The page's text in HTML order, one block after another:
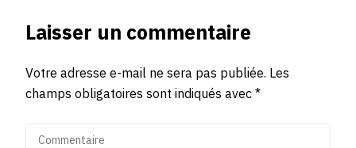
Laisser un commentaire
Votre adresse e-mail ne sera pas publiée. Les
champs obligatoires sont indiqués avec*